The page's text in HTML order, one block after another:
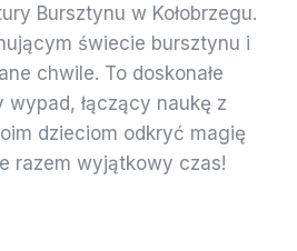
Bursztynu w Kołobrzegu.
świecie bursztynu i
chwile. To doskonałe
wypad, łączący naukę z
dzieciom odkryć magię
razem wyjątkowy czas!